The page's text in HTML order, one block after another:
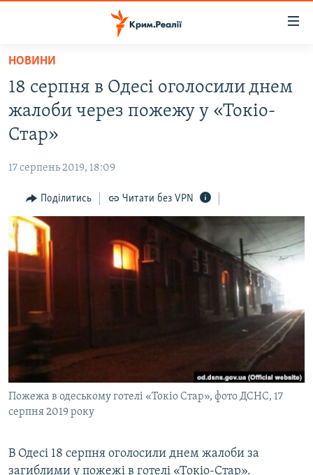
Перейти
основного
матеріалу
Перейти
до
основної
навігації
Перейти
до
пошуку
ВОДА.КРИМ
ВІДЕО ТА ФОТО
БЛОГИ
ПОГЛЯД
ІНТЕРВ'Ю
ВСЕ ЗА ДЕНЬ
СПЕЦПРОЕКТИ
ВІДЕОУРОКИ «ELIFBE»
СВІДЧЕННЯ ОКУПАЦІЇ
ІНФОГРАФІКА
Русский
Qırımtatar
ДОЛУЧАЙСЯ!
Усі сайти RFE/RL
НОВИНИ
18 серпня в Одесі оголосили днем
жалоби через пожежу у «Токіо-
Стар»
17 серпень 2019, 18:09
Поділитись Читати без VPN
Пожежа в одеському готелі «Токіо Стар», фото ДСНС, 17
серпня 2019 року
В Одесі 18 серпня оголосили днем жалоби за
загиблими у пожежі в готелі «Токіо-Стар».